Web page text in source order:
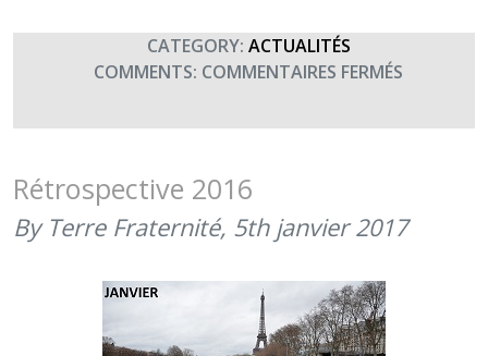
CATEGORY: ACTUALITÉS
COMMENTS: COMMENTAIRES FERMÉS
POUR
Rétrospective 2016
By Terre Fraternité, 5th janvier 2017